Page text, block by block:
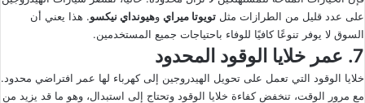
على عدد قليل من الطرازات مثل تويوتا ميراي وهيونداي نيكسو. هذا يعني أن
السوق لا يوفر تنوعًا كافيًا للوفاء باحتياجات جميع المستخدمين.
7. عمر خلايا الوقود المحدود
خلايا الوقود التي تعمل على تحويل الهيدروجين إلى كهرباء لها عمر افتراضي محدود.
مع مرور الوقت، تنخفض كفاءة خلايا الوقود وتحتاج إلى استبدال، وهو ما قد يزيد من